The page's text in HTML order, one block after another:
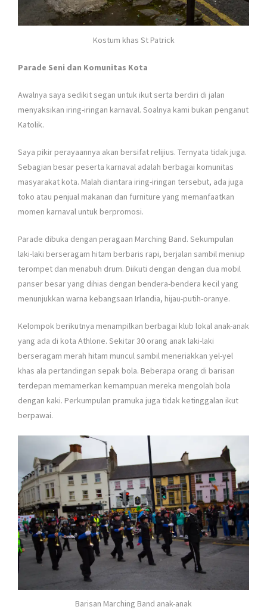
Kostum khas St Patrick
Parade Seni dan Komunitas Kota
Awalnya saya sedikit segan untuk ikut serta berdiri di jalan
menyaksikan iring-iringan karnaval. Soalnya kami bukan penganut
Katolik.
Saya pikir perayaannya akan bersifat relijius. Ternyata tidak juga.
Sebagian besar peserta karnaval adalah berbagai komunitas
masyarakat kota. Malah diantara iring-iringan tersebut, ada juga
toko atau penjual makanan dan furniture yang memanfaatkan
momen karnaval untuk berpromosi.
Parade dibuka dengan peragaan Marching Band. Sekumpulan
laki-laki berseragam hitam berbaris rapi, berjalan sambil meniup
terompet dan menabuh drum. Diikuti dengan dengan dua mobil
panser besar yang dihias dengan bendera-bendera kecil yang
menunjukkan warna kebangsaan Irlandia, hijau-putih-oranye.
Kelompok berikutnya menampilkan berbagai klub lokal anak-anak
yang ada di kota Athlone. Sekitar 30 orang anak laki-laki
berseragam merah hitam muncul sambil meneriakkan yel-yel
khas ala pertandingan sepak bola. Beberapa orang di barisan
terdepan memamerkan kemampuan mereka mengolah bola
dengan kaki. Perkumpulan pramuka juga tidak ketinggalan ikut
berpawai.
Barisan Marching Band anak-anak